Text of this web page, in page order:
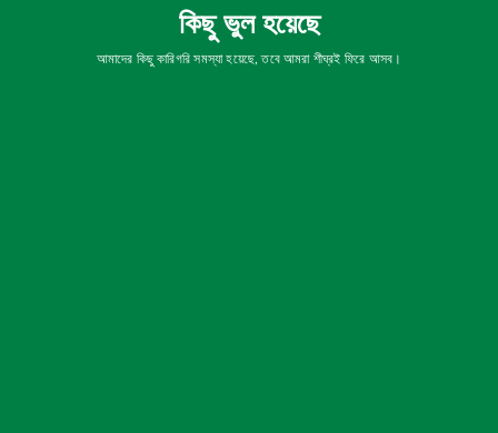
কিছু ভুল হয়েছে
আমাদের কিছু কারিগরি সমস্যা হয়েছে, তবে আমরা শীঘ্রই ফিরে আসব।